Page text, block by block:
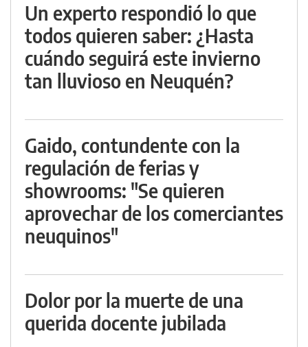
Un experto respondió lo que
todos quieren saber: ¿Hasta
cuándo seguirá este invierno
tan lluvioso en Neuquén?
Gaido, contundente con la
regulación de ferias y
showrooms: "Se quieren
aprovechar de los comerciantes
neuquinos"
Dolor por la muerte de una
querida docente jubilada